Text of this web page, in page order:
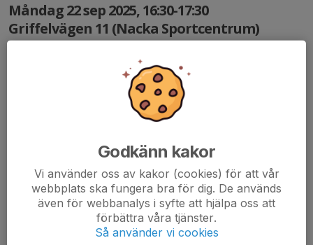
Måndag 22 sep 2025, 16:30-17:30
Griffelvägen 11 (Nacka Sportcentrum)
Godkänn kakor
Vi använder oss av kakor (cookies) för att vår
webbplats ska fungera bra för dig. De används
även för webbanalys i syfte att hjälpa oss att
förbättra våra tjänster.
Så använder vi cookies